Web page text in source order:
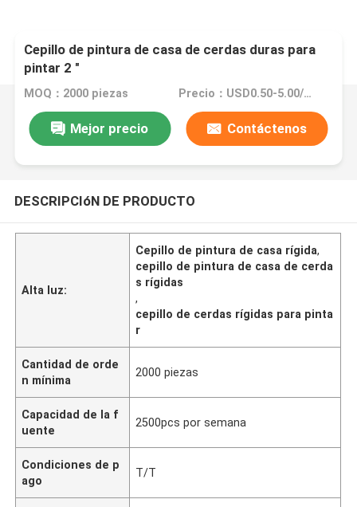
Cepillo de pintura de casa de cerdas duras para
pintar 2 "
MOQ：2000 piezas Precio：USD0.50-5.00/Pc
Mejor precio Contáctenos
DESCRIPCIóN DE PRODUCTO
Alta luz:
Cepillo de pintura de casa rígida,
cepillo de pintura de casa de cerda
s rígidas
,
cepillo de cerdas rígidas para pinta
r
Cantidad de orde
n mínima
2000 piezas
Capacidad de la f
uente
2500pcs por semana
Condiciones de p
ago
T/T